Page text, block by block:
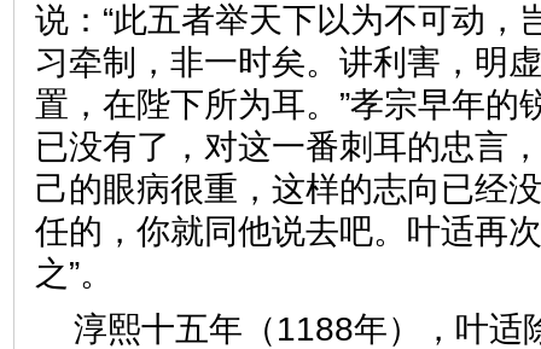
说：“此五者举天下以为不可动，
习牵制，非一时矣。讲利害，明
置，在陛下所为耳。”孝宗早年的
已没有了，对这一番刺耳的忠言
己的眼病很重，这样的志向已经
任的，你就同他说去吧。叶适再
之”。
淳熙十五年（1188年），叶适